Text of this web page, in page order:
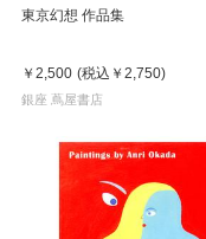
東京幻想 作品集
￥2,500 (税込 ￥2,750)
銀座 蔦屋書店